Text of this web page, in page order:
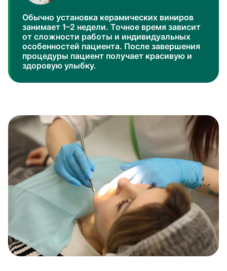
Обычно установка керамических виниров
занимает 1–2 недели. Точное время зависит
от сложности работы и индивидуальных
особенностей пациента. После завершения
процедуры пациент получает красивую и
здоровую улыбку.